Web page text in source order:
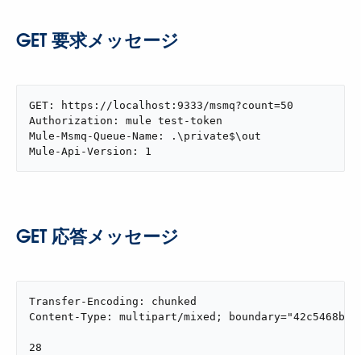
GET 要求メッセージ
GET: https://localhost:9333/msmq?count=50
Authorization: mule test-token
Mule-Msmq-Queue-Name: .\private$\out
Mule-Api-Version: 1
GET 応答メッセージ
Transfer-Encoding: chunked
Content-Type: multipart/mixed; boundary="42c5468b-
28